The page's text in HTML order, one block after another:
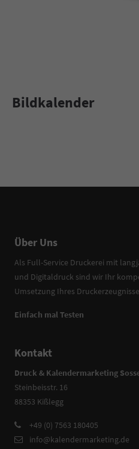
Bildkalender
Über Uns
Als Full-Service Druckerei mit
und Digitaldruck sind wir Ihr
Umsetzung Ihres
Einfach mal Testen
Kontakt
Druck & Kalendermarketing
Steinbeisstr. 16
88353 Kißlegg
+49 (0) 7563 180405
info@kalendermarketing.de